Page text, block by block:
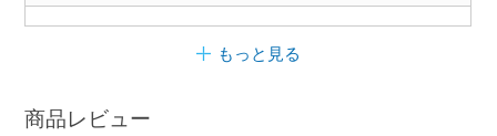
もっと見る
商品レビュー